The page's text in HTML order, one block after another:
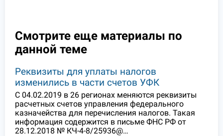
Смотрите еще материалы по
данной теме
Реквизиты для уплаты налогов
изменились в части счетов УФК
С 04.02.2019 в 26 регионах меняются реквизиты
расчетных счетов управления федерального
казначейства для перечисления налогов. Такая
информация содержится в письме ФНС РФ от
28.12.2018 № КЧ-4-8/25936@…